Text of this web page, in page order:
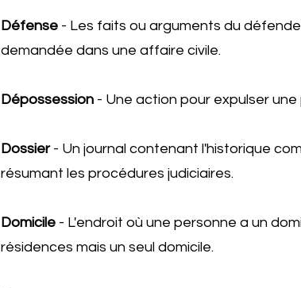
Défense - Les faits ou arguments du
demandée dans une affaire civile.
Dépossession - Une action pour expulser
Dossier- Un journal contenant l'historique
résumant les procédures judiciaires.
Domicile - L'endroit où une personne a un
résidences mais un seul domicile.